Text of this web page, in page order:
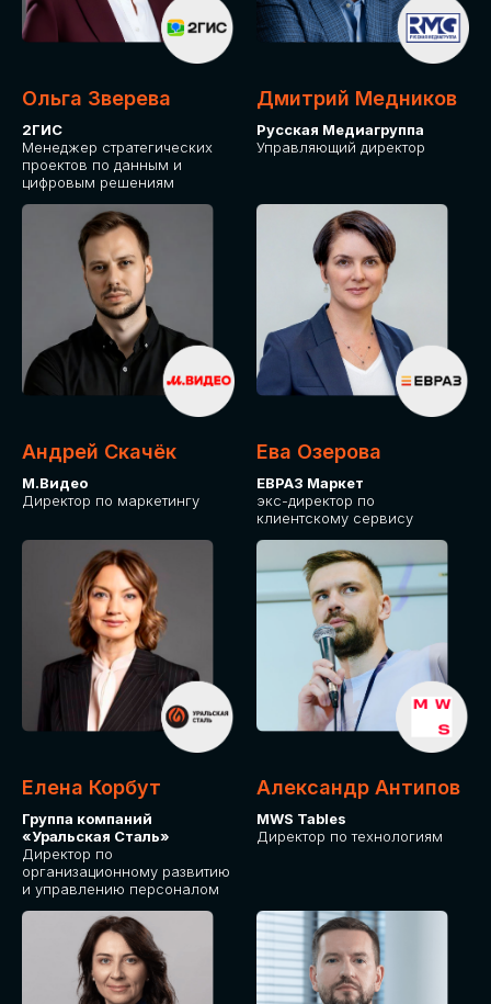
Ольга Зверева
2ГИС
Менеджер стратегических
проектов по данным и
цифровым решениям
Дмитрий Медников
Русская Медиагруппа
Управляющий директор
Андрей Скачёк
М.Видео
Директор по маркетингу
Ева Озерова
ЕВРАЗ Маркет
экс-директор по
клиентскому сервису
Елена Корбут
Группа компаний
«Уральская Сталь»
Директор по
организационному развитию
и управлению персоналом
Александр Антипов
MWS Tables
Директор по технологиям
СТАТЬ
СПИКЕРОМ
IT Solutions for Business